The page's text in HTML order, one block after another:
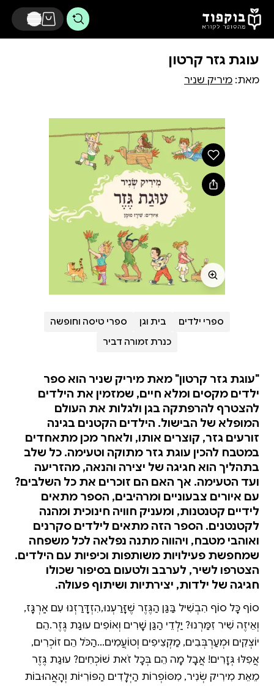
דלג לתוכן הראשי
עוגת גזר קרטון
מאת: מיריק שניר
ספרי ילדים בית וגן
ספרי טיסה וחופשה
כנרת זמורה דביר
"עוגת גזר קרטון" מאת מיריק שניר הוא ספר
ילדים מקסים ומלא חיים, שמזמין את הילדים
להצטרף להרפתקה בגן ולגלות את העולם
המופלא של הבישול. הילדים הקטנים בגינה
זורעים גזר, קוצרים אותו, ולאחר מכן מתאחדים
במטבח להכין עוגת גזר מתוקה וטעימה. כל שלב
בתהליך הוא חגיגה של יצירה והנאה, מהזריעה
ועד הטעימה. אך האם הם זוכרים את כל השלבים?
עם איורים צבעוניים ומרהיבים, הספר מתאים
לידיים קטנטנות, ומעניק חוויה חינוכית ומהנה
לקטנטנים. הספר הזה מתאים לילדים סקרנים
ואוהבי מטבח, ויהווה מתנה נפלאה לכל משפחה
שמחפשת פעילויות משותפות וכיפיות עם הילדים.
הצטרפו לשיר, לערבב ולטעום בסיפור שכולו
חגיגה של ילדות, יצירתיות ושיתוף פעולה.
סוֹף כָּל סוֹף הִבְשִׁיל בַּגַּן הַגֶּזֶר שֶׁזָּרַעְנוּ,הִזְדָּרַזְנוּ עִם אַרְגָּז,
וְאֵיזֶה שִׁיר זִמַּרְנוּ? יַלְדֵי הַגַּן שָׁרִים וְאוֹפִים עוּגַת גֶּזֶר.הֵם
יוֹצְקִים וּמְעַרְבְּבִים, מַקְצִיפִים וְטוֹעֲמִים...הַכֹּל הֵם זוֹכְרִים,
אֲפִלּוּ גְּזָרִים! אֲבָל מָה הֵם בְּכָל זֹאת שׁוֹכְחִים? עוּגַת גֶּזֶר
מֵאֵת מִירִיק שְׂנִיר, מִסּוֹפְרוֹת הַיְּלָדִים הַפּוֹרִיּוֹת וְהָאֲהוּבוֹת